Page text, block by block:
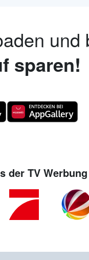
und
sparen!
der TV Werbung